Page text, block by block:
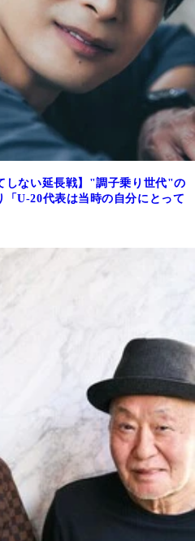
しない延長戦】"調子乗り世代"の
「U-20代表は当時の自分にとって